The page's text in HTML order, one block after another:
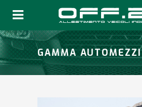
GAMMA AUTOMEZZI